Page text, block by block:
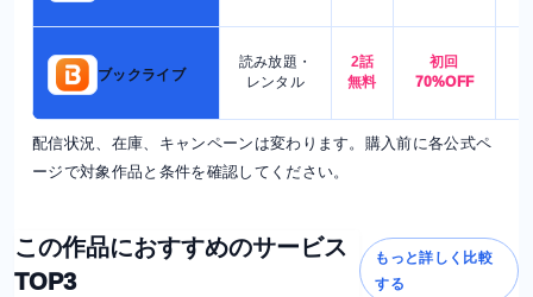
ブックライブ
読み放題・
レンタル
2話
無料
初回
70%OFF
配信状況、在庫、キャンペーンは変わります。購入前に各公式ペ
ージで対象作品と条件を確認してください。
この作品におすすめのサービス
TOP3
もっと詳しく比較
する